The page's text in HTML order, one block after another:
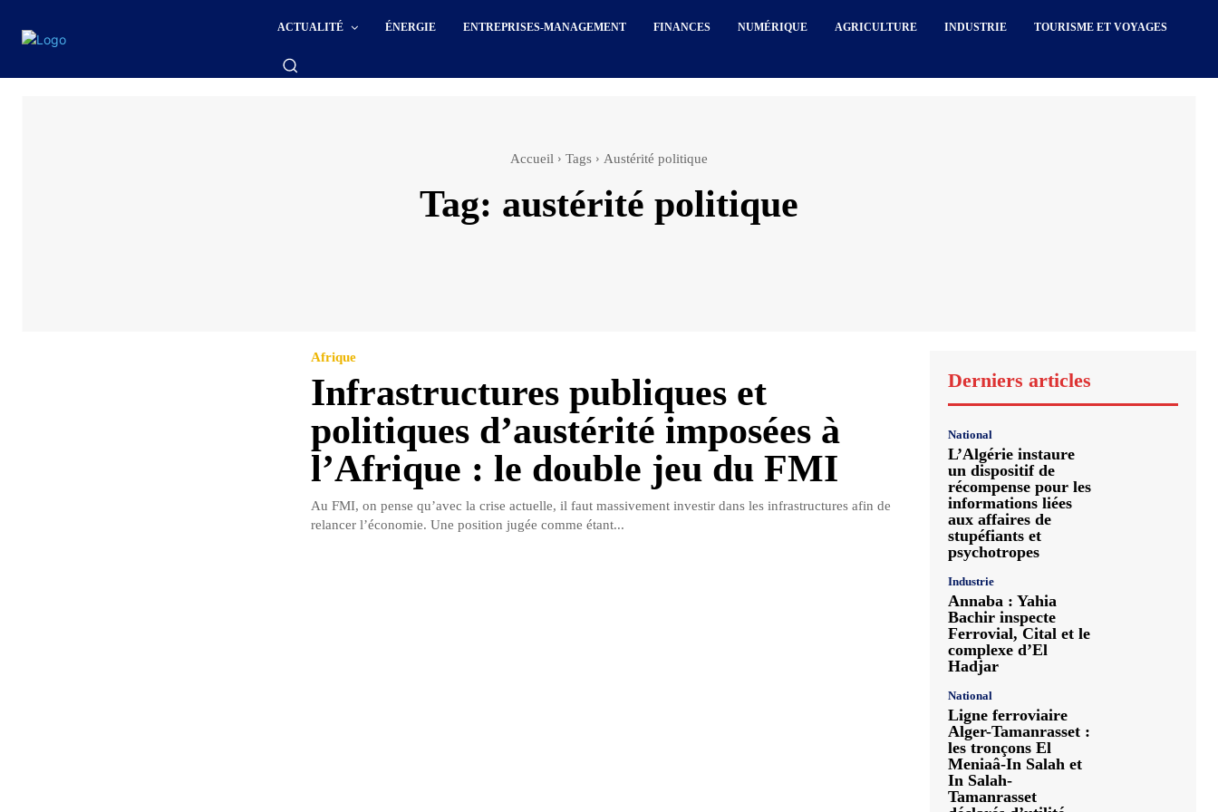
ACTUALITÉ ÉNERGIE ENTREPRISES-MANAGEMENT FINANCES NUMÉRIQUE AGRICULTURE INDUSTRIE TOURISME ET VOYAGES
Accueil Tags Austérité politique
Tag: austérité politique
Afrique
Infrastructures publiques et
politiques d’austérité imposées à
l’Afrique : le double jeu du FMI
Au FMI, on pense qu’avec la crise actuelle, il faut massivement investir dans les infrastructures afin de
relancer l’économie. Une position jugée comme étant...
Derniers articles
National
L’Algérie instaure
un dispositif de
récompense pour les
informations liées
aux affaires de
stupéfiants et
psychotropes
Industrie
Annaba : Yahia
Bachir inspecte
Ferrovial, Cital et le
complexe d’El
Hadjar
National
Ligne ferroviaire
Alger-Tamanrasset :
les tronçons El
Meniaâ-In Salah et
In Salah-
Tamanrasset